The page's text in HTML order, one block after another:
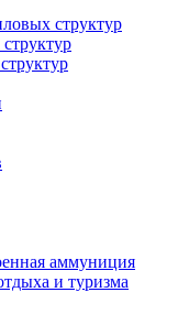
структур
аммуниция
и туризма